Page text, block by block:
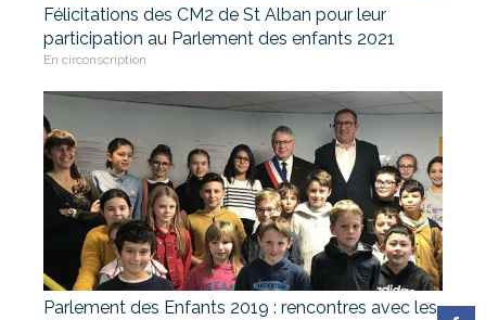
Félicitations des CM2 de St Alban pour leur
participation au Parlement des enfants 2021
En circonscription
Parlement des Enfants 2019 : rencontres avec les